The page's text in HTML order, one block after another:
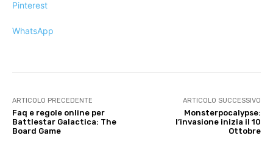
Pinterest
WhatsApp
ARTICOLO PRECEDENTE
Faq e regole online per
Battlestar Galactica: The
Board Game
ARTICOLO SUCCESSIVO
Monsterpocalypse:
l’invasione inizia il 10
Ottobre